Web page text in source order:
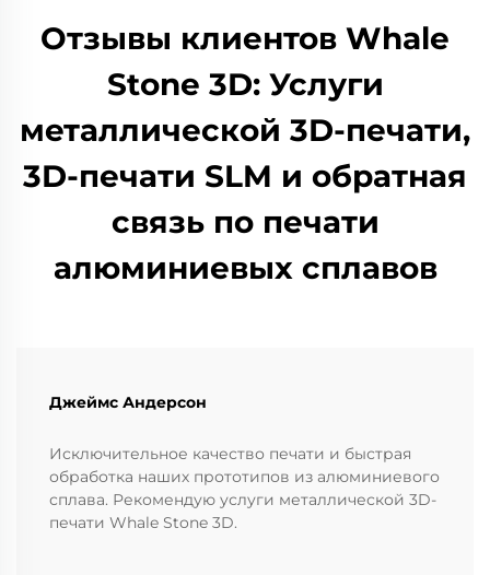
Отзывы клиентов Whale
Stone 3D: Услуги
металлической 3D-печати,
3D-печати SLM и обратная
связь по печати
алюминиевых сплавов
Джеймс Андерсон
Исключительное качество печати и быстрая
обработка наших прототипов из алюминиевого
сплава. Рекомендую услуги металлической 3D-
печати Whale Stone 3D.